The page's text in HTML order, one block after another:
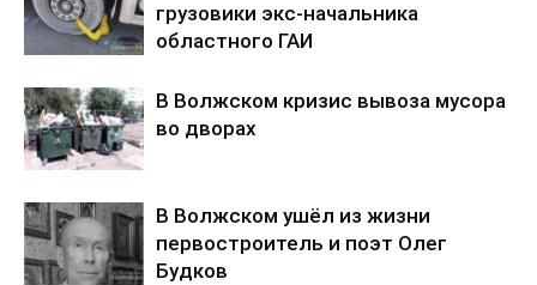
грузовики экс-начальника
областного ГАИ
В Волжском кризис вывоза мусора
во дворах
В Волжском ушёл из жизни
первостроитель и поэт Олег
Будков